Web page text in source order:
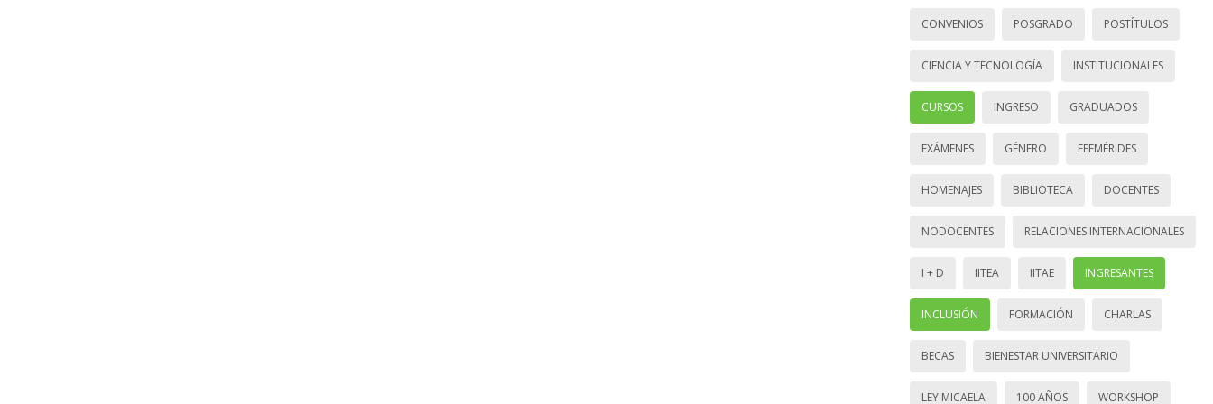
CONVENIOS POSGRADO POSTÍTULOS
CIENCIA Y TECNOLOGÍA INSTITUCIONALES
CURSOS INGRESO GRADUADOS
EXÁMENES GÉNERO EFEMÉRIDES
HOMENAJES BIBLIOTECA DOCENTES
NODOCENTES RELACIONES INTERNACIONALES
I + D IITEA IITAE INGRESANTES
INCLUSIÓN FORMACIÓN CHARLAS
BECAS BIENESTAR UNIVERSITARIO
LEY MICAELA 100 AÑOS WORKSHOP